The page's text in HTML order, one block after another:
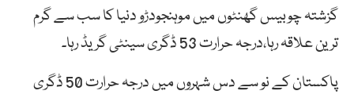
گزشتہ چوبیس گھنٹوں میں موہنجودڑو دنیا کا سب سے گرم
ترین علاقہ رہا،درجہ حرارت 53 ڈگری سینٹی گریڈ رہا۔
پاکستان کے نو سے دس شہروں میں درجہ حرارت 50 ڈگری